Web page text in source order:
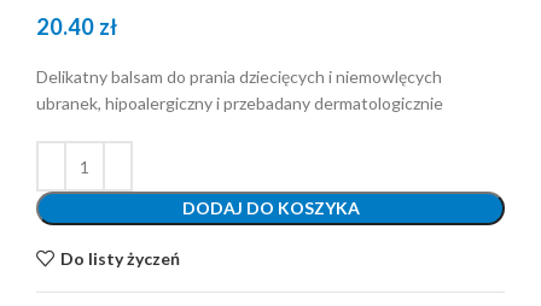
20.40 zł
Delikatny balsam do prania dziecięcych i niemowlęcych
ubranek, hipoalergiczny i przebadany dermatologicznie
DODAJ DO KOSZYKA
Do listy życzeń